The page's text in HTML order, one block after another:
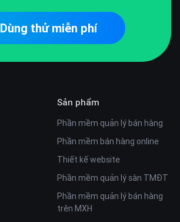
Dùng thử miễn phí
Sản phẩm
Phần mềm quản lý bán hàng
Phần mềm bán hàng online
Thiết kế website
Phần mềm quản lý sàn TMĐT
Phần mềm quản lý bán hàng
trên MXH